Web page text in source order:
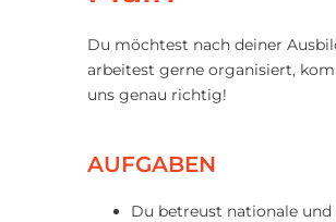
Du möchtest nach deiner
arbeitest gerne organisiert,
uns genau richtig!
AUFGABEN
Du betreust nationale